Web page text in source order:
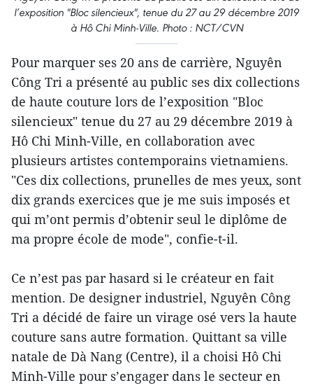
l’exposition "Bloc silencieux", tenue du 27 au 29 décembre 2019
à Hô Chi Minh-Ville. Photo : NCT/CVN
Pour marquer ses 20 ans de carrière, Nguyên
Công Tri a présenté au public ses dix collections
de haute couture lors de l’exposition "Bloc
silencieux" tenue du 27 au 29 décembre 2019 à
Hô Chi Minh-Ville, en collaboration avec
plusieurs artistes contemporains vietnamiens.
"Ces dix collections, prunelles de mes yeux, sont
dix grands exercices que je me suis imposés et
qui m’ont permis d’obtenir seul le diplôme de
ma propre école de mode", confie-t-il.
Ce n’est pas par hasard si le créateur en fait
mention. De designer industriel, Nguyên Công
Tri a décidé de faire un virage osé vers la haute
couture sans autre formation. Quittant sa ville
natale de Dà Nang (Centre), il a choisi Hô Chi
Minh-Ville pour s’engager dans le secteur en